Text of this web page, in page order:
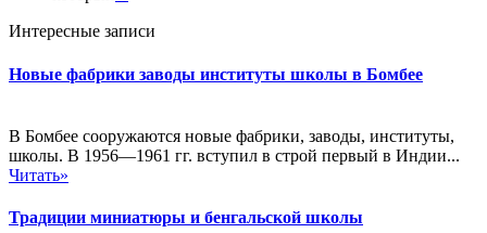
Интересные записи
Новые фабрики заводы институты школы в Бомбее
В Бомбее сооружаются новые фабрики, заводы, институты,
школы. В 1956—1961 гг. вступил в строй первый в Индии...
Читать»
Традиции миниатюры и бенгальской школы